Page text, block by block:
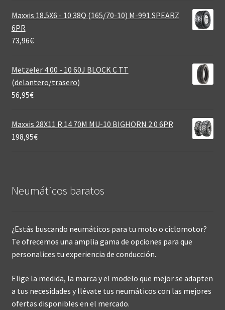
Maxxis 18.5X6 - 10 38Q (165/70-10) M-991 SPEARZ
6PR
73,96€
Metzeler 4.00 - 10 60J BLOCK C TT
(delantero/trasero)
56,95€
Maxxis 28X11 R 14 70M MU-10 BIGHORN 2.0 6PR
198,95€
Neumáticos baratos
¿Estás buscando neumáticos para tu moto o ciclomotor?
Te ofrecemos una amplia gama de opciones para que
personalices tu experiencia de conducción.
Elige la medida, la marca y el modelo que mejor se adapten
a tus necesidades y llévate tus neumáticos con las mejores
ofertas disponibles en el mercado.